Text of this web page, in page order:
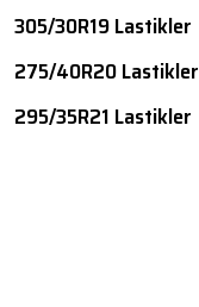
305/30R19 Lastikler
275/40R20 Lastikler
295/35R21 Lastikler